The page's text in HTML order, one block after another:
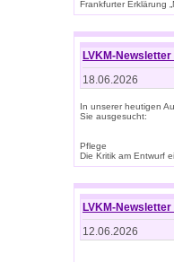
Frankfurter Erklärung
LVKM-Newsletter
18.06.2026
In unserer heutigen
Sie ausgesucht:
Pflege
Die Kritik am Entwurf
LVKM-Newsletter
12.06.2026